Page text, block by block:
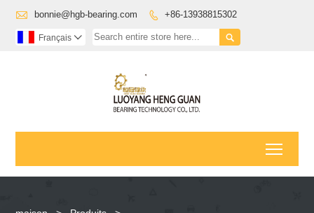
 bonnie@hgb-bearing.com  +86-13938815302

Français 